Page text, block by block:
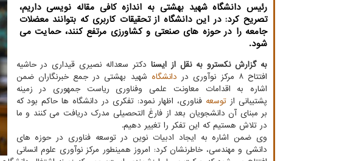
رئیس دانشگاه شهید بهشتی به اندازه کافی مقاله نویسی داریم،
تصریح کرد: در این دانشگاه از تحقیقات کاربری که بتوانند معضلات
جامعه را در حوزه های صنعتی و کشاورزی مرتفع کنند، حمایت می
شود.
به گزارش نکسترو به نقل از ایسنادکتر سعداله نصیری قیداری در حاشیه
افتتاح ۸ مرکز نوآوری در
دانشگاه شهید بهشتی در جمع خبرنگاران ضمن
اشاره به اقدامات معاونت علمی وفناوری ریاست جمهوری در زمینه
پشتیبانی از توسعه فناوری، اظهار نمود: تفکری در دانشگاه ها حاکم بود که
بر مبنای آن دانشجویان بعد از فارغ التحصیلی مدرک دریافت می کنند و ما
در تلاش هستیم که این تفکر را تغییر دهیم.
وی ضمن اشاره به ایجاد ادبیات نوین در توسعه فناوری در حوزه های
دانشی و مهندسی، خاطرنشان کرد: امروز همینطور مرکز نوآوری علوم انسانی